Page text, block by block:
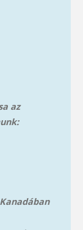
az